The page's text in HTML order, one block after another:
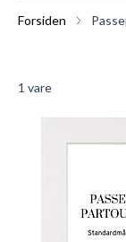
Forsiden
1 vare